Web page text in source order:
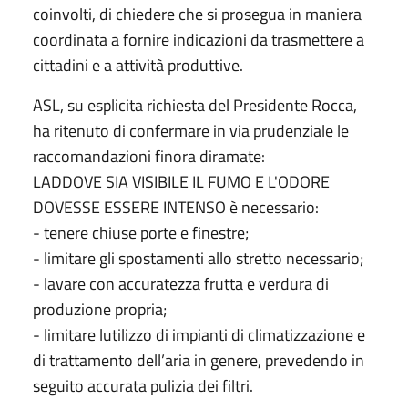
coinvolti, di chiedere che si prosegua in maniera
coordinata a fornire indicazioni da trasmettere a
cittadini e a attività produttive.
ASL, su esplicita richiesta del Presidente Rocca,
ha ritenuto di confermare in via prudenziale le
raccomandazioni finora diramate:
LADDOVE SIA VISIBILE IL FUMO E L'ODORE
DOVESSE ESSERE INTENSO è necessario:
- tenere chiuse porte e finestre;
- limitare gli spostamenti allo stretto necessario;
- lavare con accuratezza frutta e verdura di
produzione propria;
- limitare lutilizzo di impianti di climatizzazione e
di trattamento dell’aria in genere, prevedendo in
seguito accurata pulizia dei filtri.